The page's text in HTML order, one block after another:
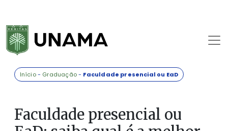
Início- Graduação- Faculdade presencial ou EaD
Faculdade presencial ou